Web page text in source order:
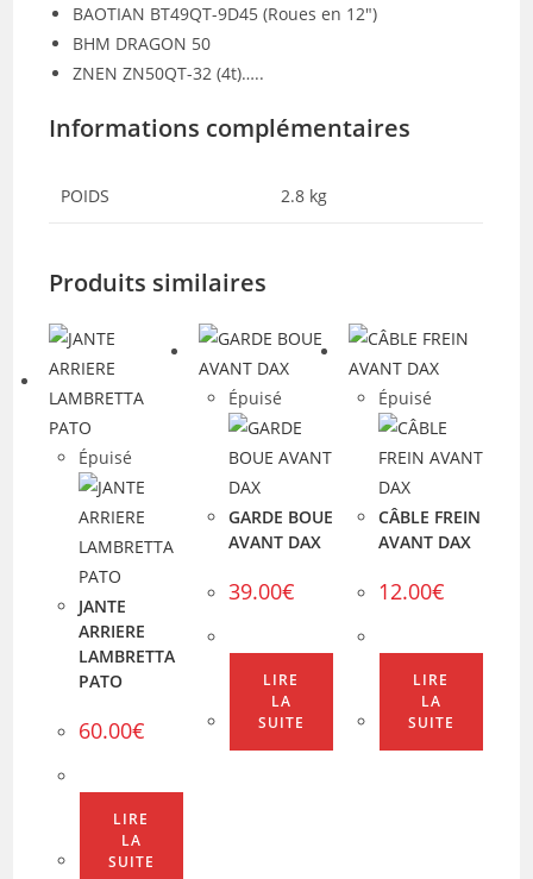
BAOTIAN BT49QT-9D45 (Roues en 12″)
BHM DRAGON 50
ZNEN ZN50QT-32 (4t)…..
Informations complémentaires
POIDS 2.8 kg
Produits similaires
Épuisé
JANTE
ARRIERE
LAMBRETTA
PATO
60.00€
LIRE
LA
SUITE
Épuisé
GARDE BOUE
AVANT DAX
39.00€
LIRE
LA
SUITE
Épuisé
CÂBLE FREIN
AVANT DAX
12.00€
LIRE
LA
SUITE